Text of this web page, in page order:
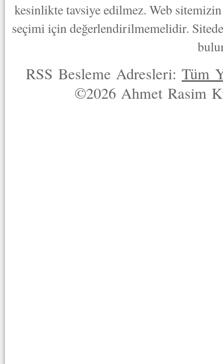
kesinlikte tavsiye edilmez. Web
seçimi için değerlendirilmemelidir.
RSS Besleme Adresleri:Tüm
©2026 Ahmet Rasim